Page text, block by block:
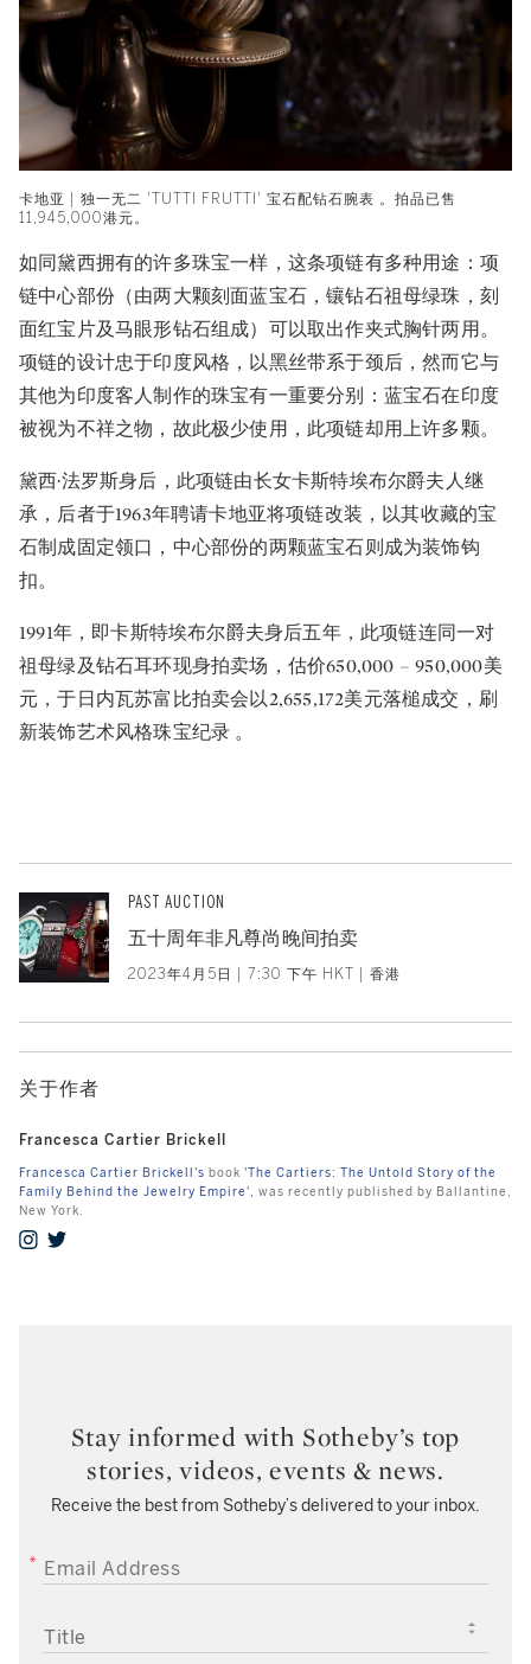
卡地亚 | 独一无二 'TUTTI FRUTTI' 宝石配钻石腕表 。拍品已售
11,945,000港元。
如同黛西拥有的许多珠宝一样，这条项链有多种用途：项
链中心部份（由两大颗刻面蓝宝石，镶钻石祖母绿珠，刻
面红宝片及马眼形钻石组成）可以取出作夹式胸针两用。
项链的设计忠于印度风格，以黑丝带系于颈后，然而它与
其他为印度客人制作的珠宝有一重要分别：蓝宝石在印度
被视为不祥之物，故此极少使用，此项链却用上许多颗。
黛西·法罗斯身后，此项链由长女卡斯特埃布尔爵夫人继
承，后者于1963年聘请卡地亚将项链改装，以其收藏的宝
石制成固定领口，中心部份的两颗蓝宝石则成为装饰钩
扣。
1991年，即卡斯特埃布尔爵夫身后五年，此项链连同一对
祖母绿及钻石耳环现身拍卖场，估价650,000 – 950,000美
元，于日内瓦苏富比拍卖会以2,655,172美元落槌成交，刷
新装饰艺术风格珠宝纪录 。
PAST AUCTION
五十周年非凡尊尚晚间拍卖
2023年4月5日 | 7:30 下午 HKT | 香港
关于作者
Francesca Cartier Brickell
Francesca Cartier Brickell's book 'The Cartiers: The Untold Story of the
Family Behind the Jewelry Empire', was recently published by Ballantine,
New York.
Stay informed with Sotheby’s top
stories, videos, events & news.
Receive the best from Sotheby’s delivered to your inbox.
EMAIL ADDRESS
TITLE